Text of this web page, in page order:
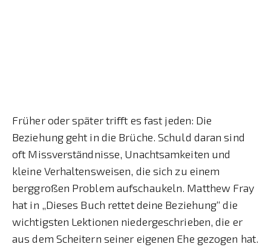
Früher oder später trifft es fast jeden: Die
Beziehung geht in die Brüche. Schuld daran sind
oft Missverständnisse, Unachtsamkeiten und
kleine Verhaltensweisen, die sich zu einem
berggroßen Problem aufschaukeln. Matthew Fray
hat in „Dieses Buch rettet deine Beziehung“ die
wichtigsten Lektionen niedergeschrieben, die er
aus dem Scheitern seiner eigenen Ehe gezogen hat.